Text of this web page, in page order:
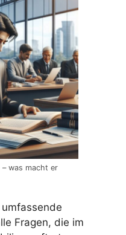
was macht er
Fragen, die im